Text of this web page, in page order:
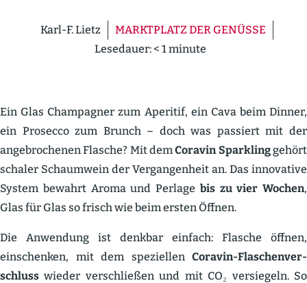
Karl-F. Lietz
MARKTPLATZ DER GENÜSSE
Lesedauer:< 1minute
Ein Glas Champagner zum Aperitif, ein Cava beim Dinner,
ein Prosecco zum Brunch – doch was passiert mit der
angebro­chenen Flasche? Mit demCoravin Sparklinggehört
schaler Schaumwein der Vergan­genheit an. Das innovative
System bewahrt Aroma und Perlage bis zu vier Wochen,
Glas für Glas so frisch wie beim ersten Öffnen.
Die Anwendung ist denkbar einfach: Flasche öffnen,
einschenken, mit dem spezi­ellen Coravin-Flaschen­ver­
schluss wieder verschließen und mit CO₂ versiegeln. So